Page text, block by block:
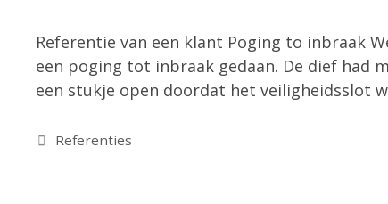
Referentie van een klant Poging to inbraak
een poging tot inbraak gedaan. De dief had
een stukje open doordat het veiligheidsslot
Referenties